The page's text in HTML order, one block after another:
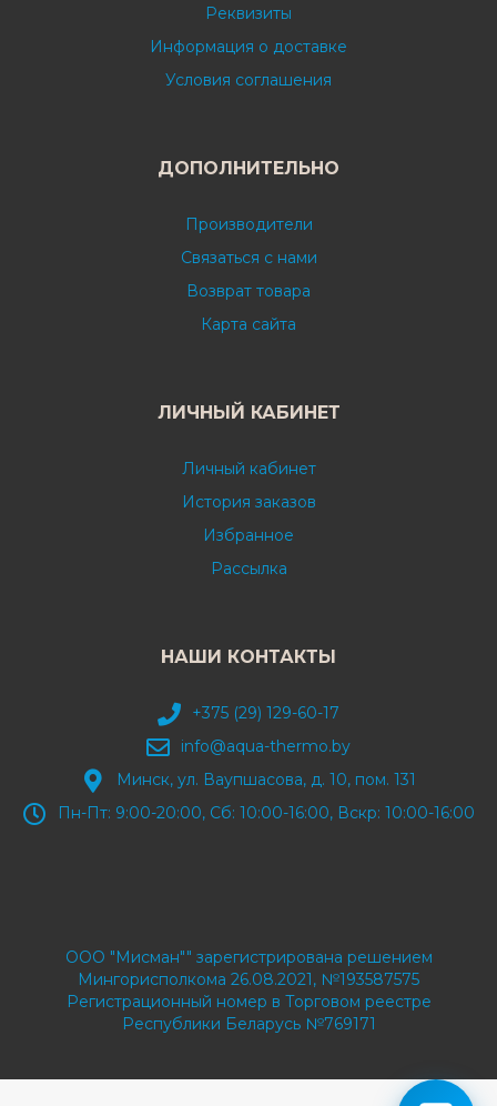
Реквизиты
Информация о доставке
Условия соглашения
ДОПОЛНИТЕЛЬНО
Производители
Связаться с нами
Возврат товара
Карта сайта
ЛИЧНЫЙ КАБИНЕТ
Личный кабинет
История заказов
Избранное
Рассылка
НАШИ КОНТАКТЫ
+375 (29) 129-60-17
info@aqua-thermo.by
Минск, ул. Ваупшасова, д. 10, пом. 131
Пн-Пт: 9:00-20:00, Сб: 10:00-16:00, Вскр: 10:00-16:00
ООО "Мисман"" зарегистрирована решением
Мингорисполкома 26.08.2021, №193587575
Регистрационный номер в Торговом реестре
Республики Беларусь №769171